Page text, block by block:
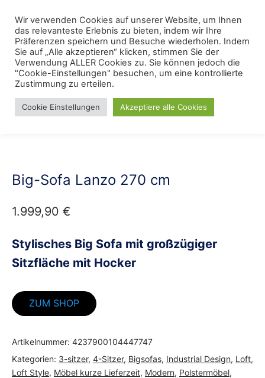
content
Menu
Start / Wohnstile / Vintage
Big-Sofa Lanzo 270 cm
1.999,90 €
Stylisches Big Sofa mit großzügiger
Sitzfläche mit Hocker
ZUM SHOP
Artikelnummer: 4237900104447747
Kategorien: 3-sitzer, 4-Sitzer, Bigsofas, Industrial Design, Loft,
Loft Style, Möbel kurze Lieferzeit, Modern, Polstermöbel,
Wir verwenden Cookies auf unserer Website, um Ihnen
das relevanteste Erlebnis zu bieten, indem wir Ihre
Präferenzen speichern und Besuche wiederholen. Indem
Sie auf „Alle akzeptieren“ klicken, stimmen Sie der
Verwendung ALLER Cookies zu. Sie können jedoch die
"Cookie-Einstellungen" besuchen, um eine kontrollierte
Zustimmung zu erteilen.
Cookie Einstellungen Akzeptiere alle Cookies